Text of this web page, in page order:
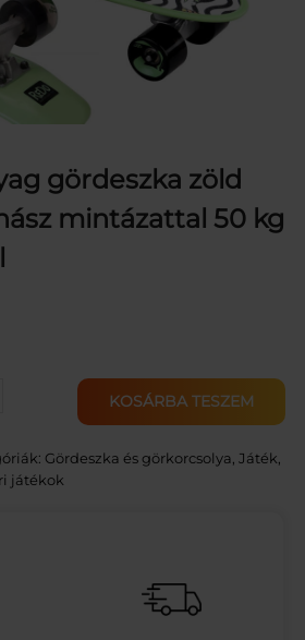
gördeszka zöld
mintázattal 50 kg
KOSÁRBA TESZEM
Gördeszka és görkorcsolya , Játék
játékok